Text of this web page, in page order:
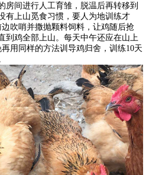
房间进行人工育雏，脱温后再转移到
有上山觅食习惯，要人为地训练才
吹哨并撒抛颗料饲料，让鸡随后抢
到鸡全部上山。每天中午还应在山上
用同样的方法训导鸡归舍，训练10天